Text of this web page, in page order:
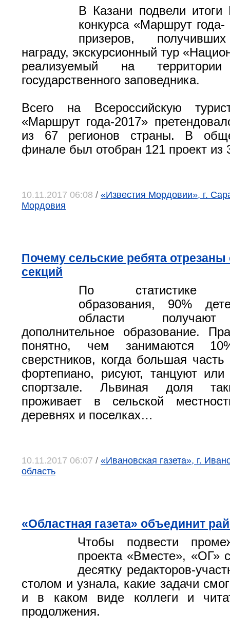
В Казани подвели итоги
конкурса «Маршрут
призеров,
награду, экскурсионный тур
реализуемый на территории
государственного заповедника.
Всего на Всероссийскую
«Маршрут года-2017»
из 67 регионов страны. В
финале был отобран 121 проект из
10.11.2017 06:08 / «Известия Мордовии», г.
Мордовия
Почему сельские ребята отрезаны
секций
По статистике
образования, 90%
области получают
дополнительное образование.
понятно, чем занимаются
сверстников, когда большая
фортепиано, рисуют, танцуют или
спортзале. Львиная доля
проживает в сельской
деревнях и поселках…
10.11.2017 06:07 / «Ивановская газета», г.
область
«Областная газета» объединит
Чтобы подвести
проекта «Вместе», «ОГ»
десятку редакторов-
столом и узнала, какие задачи
и в каком виде коллеги и
продолжения.